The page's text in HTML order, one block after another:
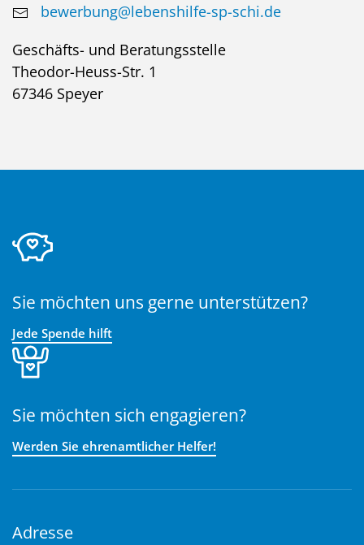
bewerbung@lebenshilfe-sp-schi.de
Geschäfts- und Beratungsstelle
Theodor-Heuss-Str. 1
67346 Speyer
Sie möchten uns gerne unterstützen?
Jede Spende hilft
Sie möchten sich engagieren?
Werden Sie ehrenamtlicher Helfer!
Adresse